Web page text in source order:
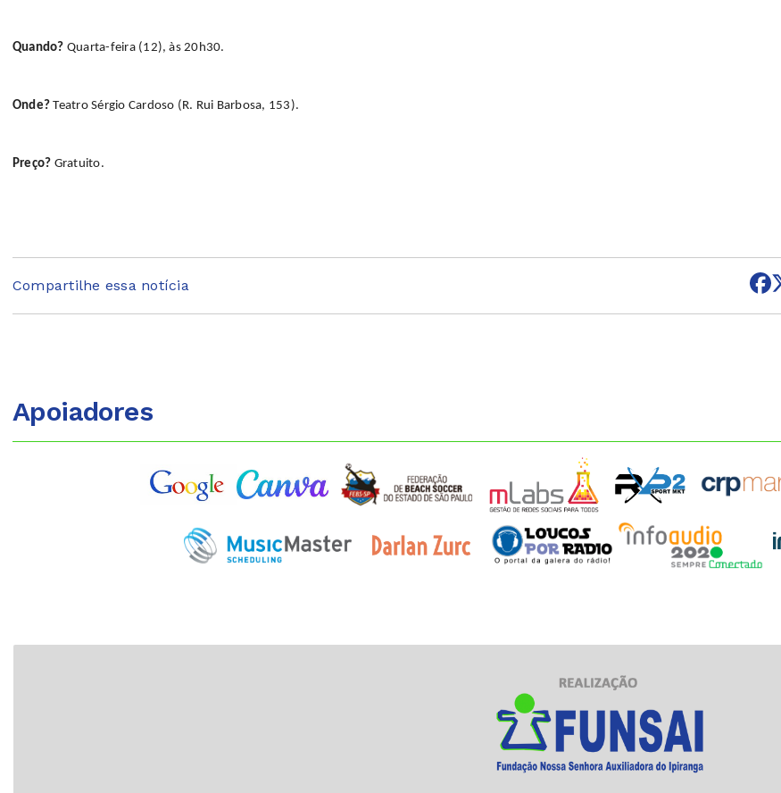
Quando? Quarta-feira (12), às 20h30.
Onde?Teatro Sérgio Cardoso (R. Rui Barbosa, 153).
Preço? Gratuito.
Compartilhe essa notícia
Apoiadores